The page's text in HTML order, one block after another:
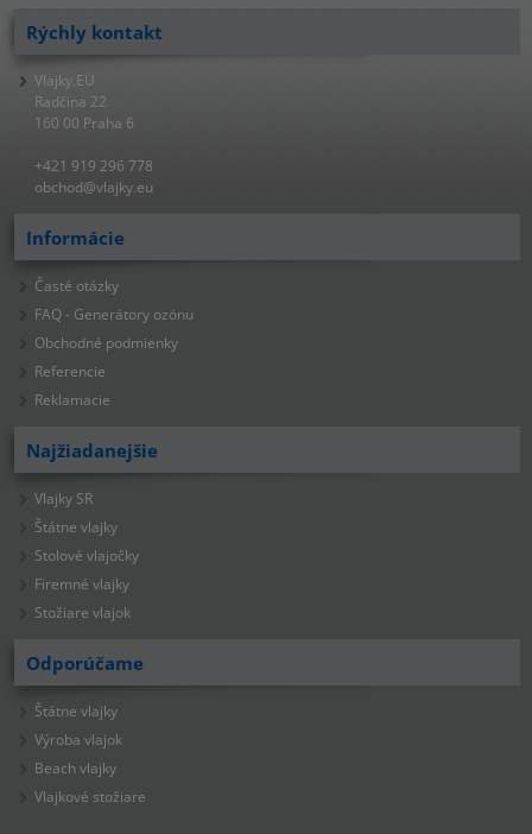
Rýchly kontakt
Vlajky.EU
Radčina 22
160 00 Praha 6
+421 919 296 778
obchod@vlajky.eu
Informácie
Časté otázky
FAQ - Generátory ozónu
Obchodné podmienky
Referencie
Reklamacie
Najžiadanejšie
Vlajky SR
Štátne vlajky
Stolové vlajočky
Firemné vlajky
Stožiare vlajok
Odporúčame
Štátne vlajky
Výroba vlajok
Beach vlajky
Vlajkové stožiare